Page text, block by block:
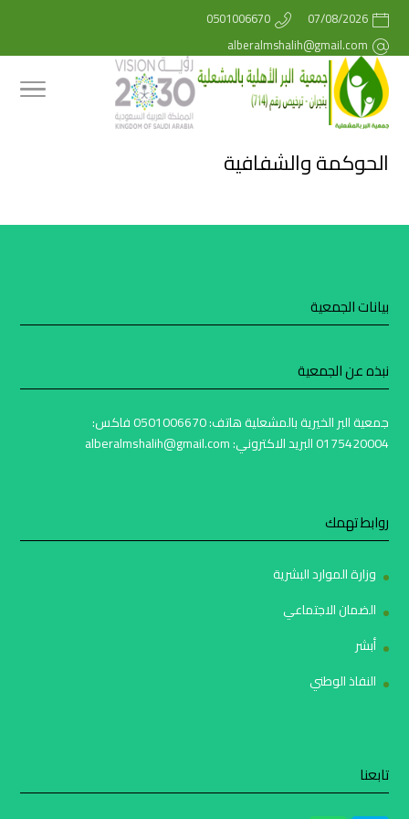
07/08/2026
0501006670
alberalmshalih@gmail.com
الحوكمة والشفافية
بيانات الجمعية
نبذه عن الجمعية
جمعية البر الخيرية بالمشعلية هاتف: 0501006670 فاكس:
0175420004 البريد الاكتروني: alberalmshalih@gmail.com
روابط تهمك
وزارة الموارد البشرية
الضمان الاجتماعي
أبشر
النفاذ الوطني
تابعنا